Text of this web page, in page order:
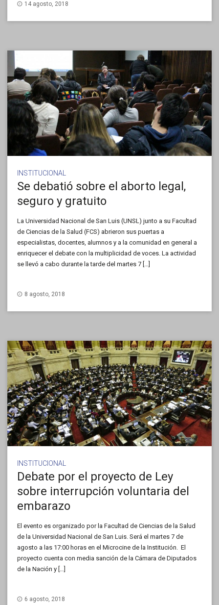
14 agosto, 2018
INSTITUCIONAL
Se debatió sobre el aborto legal,
seguro y gratuito
La Universidad Nacional de San Luis (UNSL) junto a su Facultad
de Ciencias de la Salud (FCS) abrieron sus puertas a
especialistas, docentes, alumnos y a la comunidad en general a
enriquecer el debate con la multiplicidad de voces. La actividad
se llevó a cabo durante la tarde del martes 7 […]
8 agosto, 2018
INSTITUCIONAL
Debate por el proyecto de Ley
sobre interrupción voluntaria del
embarazo
El evento es organizado por la Facultad de Ciencias de la Salud
de la Universidad Nacional de San Luis. Será el martes 7 de
agosto a las 17:00 horas en el Microcine de la Institución. El
proyecto cuenta con media sanción de la Cámara de Diputados
de la Nación y […]
6 agosto, 2018